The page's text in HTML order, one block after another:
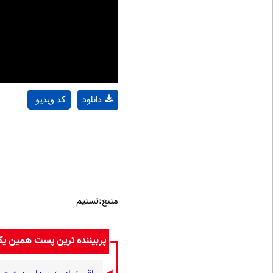
کد ویدیو دانلود
منبع:تسنیم
پربیننده ترین پست همین